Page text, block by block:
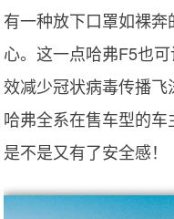
有一种放下口罩如裸
心。这一点哈弗F5也
效减少冠状病毒传播飞
哈弗全系在售车型的车
是不是又有了安全感！